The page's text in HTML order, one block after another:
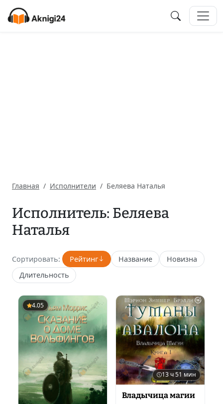
Главная Исполнители Беляева Наталья
Исполнитель: Беляева
Наталья
Сортировать: Рейтинг Название
Новизна
Длительность
4.05
13 ч 51 мин
Владычица магии